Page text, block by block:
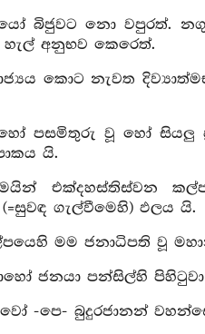
බිජුවට නො වපුරත්.
අනුභව කෙරෙත්.
කොට නැවත
පසමිතුරු වූ හෝ සියලු
යි.
එක්දහස්තිස්වන
ගැල්වීමෙහි) ඵලය යි.
මම ජනාධිපති වූ
ජනයා පන්සිල්හි
-පෙ- බුදුරජානන්